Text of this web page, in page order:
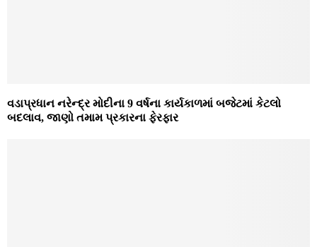
વડાપ્રધાન નરેન્દ્ર મોદીના 9 વર્ષના કાર્યકાળમાં બજેટમાં કેટલો
બદલાવ, જાણો તમામ પ્રકારના ફેરફાર